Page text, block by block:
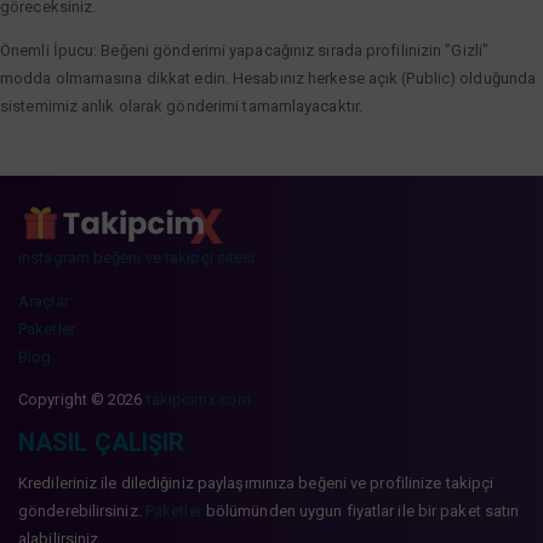
göreceksiniz.
Önemli İpucu: Beğeni gönderimi yapacağınız sırada profilinizin "Gizli"
modda olmamasına dikkat edin. Hesabınız herkese açık (Public) olduğunda
sistemimiz anlık olarak gönderimi tamamlayacaktır.
instagram beğeni ve takipçi sitesi
Araçlar
Paketler
Blog
Copyright © 2026 takipcimx.com
NASIL ÇALIŞIR
Kredileriniz ile dilediğiniz paylaşımınıza beğeni ve profilinize takipçi
gönderebilirsiniz. Paketler bölümünden uygun fiyatlar ile bir paket satın
alabilirsiniz.